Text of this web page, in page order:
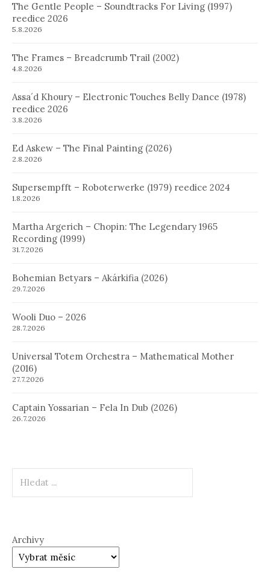
The Gentle People – Soundtracks For Living (1997)
reedice 2026
5.8.2026
The Frames – Breadcrumb Trail (2002)
4.8.2026
Assa´d Khoury – Electronic Touches Belly Dance (1978)
reedice 2026
3.8.2026
Ed Askew – The Final Painting (2026)
2.8.2026
Supersempfft – Roboterwerke (1979) reedice 2024
1.8.2026
Martha Argerich – Chopin: The Legendary 1965
Recording (1999)
31.7.2026
Bohemian Betyars – Akárkifia (2026)
29.7.2026
Wooli Duo – 2026
28.7.2026
Universal Totem Orchestra – Mathematical Mother
(2016)
27.7.2026
Captain Yossarian – Fela In Dub (2026)
26.7.2026
Archivy